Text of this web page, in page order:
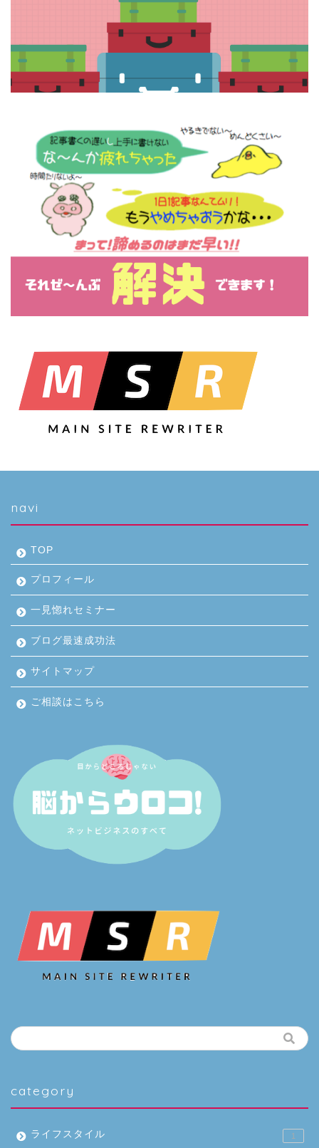
navi
TOP
プロフィール
一見惚れセミナー
ブログ最速成功法
サイトマップ
ご相談はこちら
category
ライフスタイル 1